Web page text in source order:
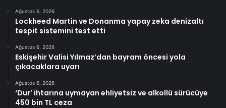
Ağustos 6, 2026
Lockheed Martin ve Donanma yapay zeka denizaltı
tespit sistemini test etti
Ağustos 6, 2026
Eskişehir Valisi Yılmaz’dan bayram öncesi yola
çıkacaklara uyarı
Ağustos 6, 2026
‘Dur’ ihtarına uymayan ehliyetsiz ve alkollü sürücüye
450 bin TL ceza